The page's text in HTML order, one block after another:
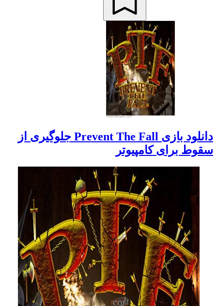
دانلود بازی Prevent The Fall جلوگیری از
سقوط برای کامپیوتر